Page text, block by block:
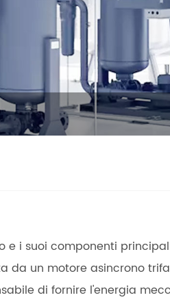
e i suoi componenti
da un motore asincrono
di fornire l'energia